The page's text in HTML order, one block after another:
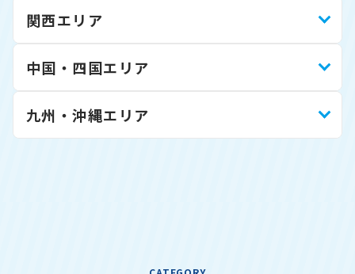
関西エリア
中国・四国エリア
九州・沖縄エリア